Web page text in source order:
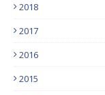
2018
2017
2016
2015